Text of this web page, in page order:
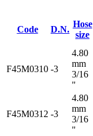
Code D.N.
Hose
size
F45M0310 -3
4.80
mm
3/16
"
F45M0312 -3
4.80
mm
3/16
"